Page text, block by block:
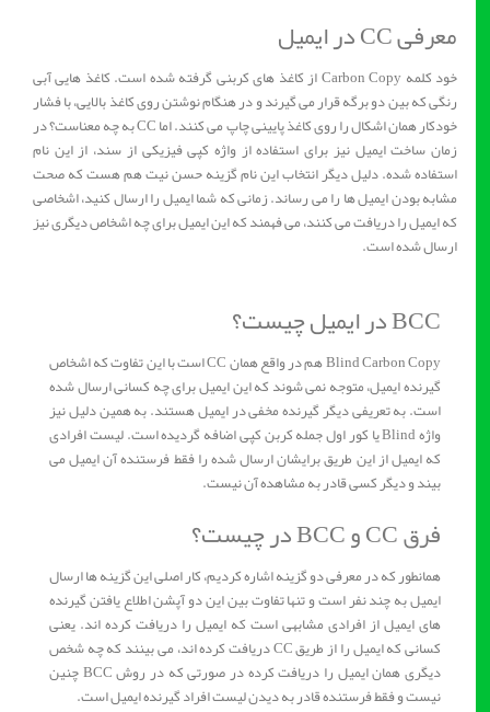
معرفی CC در ایمیل
خود کلمه Carbon Copy از کاغذ های کربنی گرفته شده است. کاغذ هایی آبی
رنگی که بین دو برگه قرار می گیرند و در هنگام نوشتن روی کاغذ بالایی، با فشار
خودکار همان اشکال را روی کاغذ پایینی چاپ می کنند. اما CC به چه معناست؟ در
زمان ساخت ایمیل نیز برای استفاده از واژه کپی فیزیکی از سند، از این نام
استفاده شده. دلیل دیگر انتخاب این نام گزینه حسن نیت هم هست که صحت
مشابه بودن ایمیل ها را می رساند. زمانی که شما ایمیل را ارسال کنید، اشخاصی
که ایمیل را دریافت می کنند، می فهمند که این ایمیل برای چه اشخاص دیگری نیز
ارسال شده است.
BCC در ایمیل چیست؟
Blind Carbon Copy هم در واقع همان CC است با این تفاوت که اشخاص
گیرنده ایمیل، متوجه نمی شوند که این ایمیل برای چه کسانی ارسال شده
است. به تعریفی دیگر گیرنده مخفی در ایمیل هستند. به همین دلیل نیز
واژه Blind یا کور اول جمله کربن کپی اضافه گردیده است. لیست افرادی
که ایمیل از این طریق برایشان ارسال شده را فقط فرستنده آن ایمیل می
بیند و دیگر کسی قادر به مشاهده آن نیست.
فرق CC و BCC در چیست؟
همانطور که در معرفی دو گزینه اشاره کردیم، کار اصلی این گزینه ها ارسال
ایمیل به چند نفر است و تنها تفاوت بین این دو آپشن اطلاع یافتن گیرنده
های ایمیل از افرادی مشابهی است که ایمیل را دریافت کرده اند. یعنی
کسانی که ایمیل را از طریق CC دریافت کرده اند، می بینند که چه شخص
دیگری همان ایمیل را دریافت کرده در صورتی که در روش BCC چنین
نیست و فقط فرستنده قادر به دیدن لیست افراد گیرنده ایمیل است.